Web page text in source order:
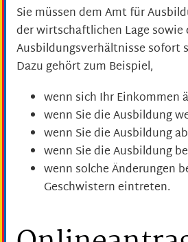
Sie müssen dem Amt für
der wirtschaftlichen Lage sowie
Ausbildungsverhältnisse
Dazu gehört zum Beispiel,
wenn sich Ihr Einkommen
wenn Sie die Ausbildung
wenn Sie die Ausbildung
wenn Sie die Ausbildung
wenn solche Änderungen
Geschwistern eintreten.